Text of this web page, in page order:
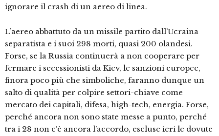
ignorare il crash di un aereo di linea.
L’aereo abbattuto da un missile partito dall’Ucraina
separatista e i suoi 298 morti, quasi 200 olandesi.
Forse, se la Russia continuerà a non cooperare per
fermare i secessionisti da Kiev, le sanzioni europee,
finora poco più che simboliche, faranno dunque un
salto di qualità per colpire settori-chiave come
mercato dei capitali, difesa, high-tech, energia. Forse,
perché ancora non sono state messe a punto, perché
tra i 28 non c’è ancora l’accordo, escluse ieri le dovute